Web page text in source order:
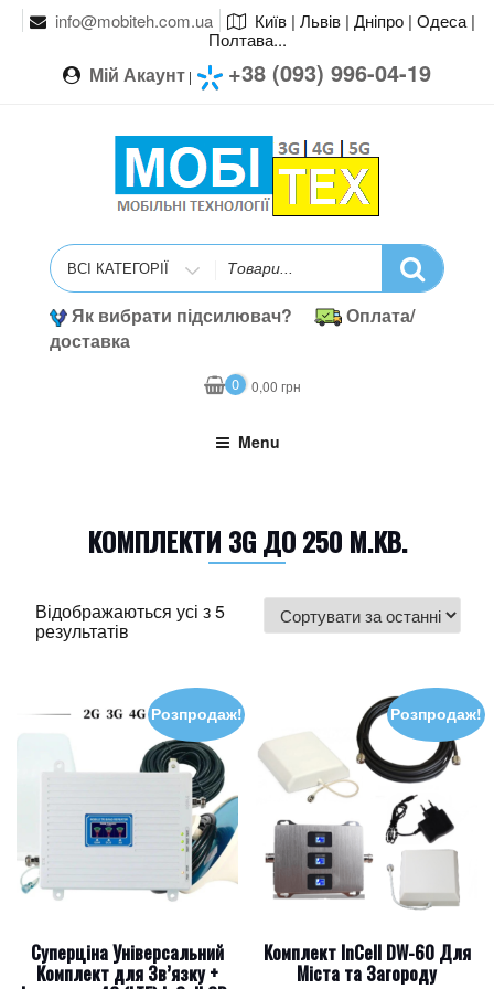
info@mobiteh.com.ua
Київ | Львів | Дніпро | Одеса |
Полтава...
Мій Акаунт | +38 (093) 996-04-19
Search
for
Як вибрати підсилювач?
Оплата/
доставка
0 0,00грн
Menu
КОМПЛЕКТИ 3G ДО 250 М.КВ.
Відображаються усі з 5
результатів Sorted
Розпродаж!
Суперціна Універсальний
Комплект для Зв’язку +
Розпродаж!
Комплект InCell DW-60 Для
Міста та Загороду